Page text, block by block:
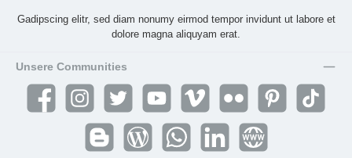
Gadipscing elitr, sed diam nonumy eirmod tempor invidunt ut labore et
dolore magna aliquyam erat.
Unsere Communities
Facebook Instagram Twitter YouTube Vimeo Flickr Pinterest TikTok
Blogger Blog WhatsApp Website